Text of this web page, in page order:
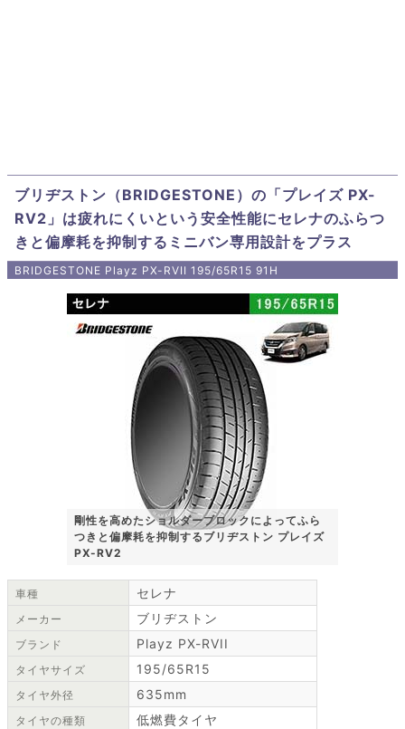
ブリヂストン（BRIDGESTONE）の「プレイズ PX-
RV2」は疲れにくいという安全性能にセレナのふらつ
きと偏摩耗を抑制するミニバン専用設計をプラス
BRIDGESTONE Playz PX-RVII 195/65R15 91H
剛性を高めたショルダーブロックによってふら
つきと偏摩耗を抑制するブリヂストン プレイズ
PX-RV2
車種 セレナ
メーカー ブリヂストン
ブランド Playz PX-RVII
タイヤサイズ 195/65R15
タイヤ外径 635mm
タイヤの種類 低燃費タイヤ